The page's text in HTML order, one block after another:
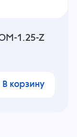
1.25-Z
В корзину